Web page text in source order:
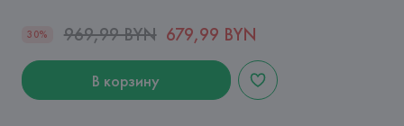
30% 969,99 BYN 679,99 BYN
В корзину